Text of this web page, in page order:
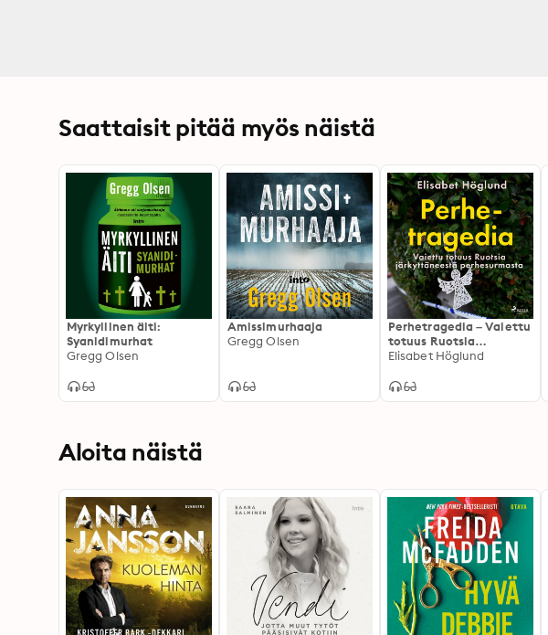
Saattaisit pitää myös näistä
Myrkyllinen äiti:
Syanidimurhat
Gregg Olsen
Amissimurhaaja
Gregg Olsen
Perhetragedia – Vaiettu
totuus Ruotsia
järkyttäneestä
Elisabet Höglund
Aloita näistä